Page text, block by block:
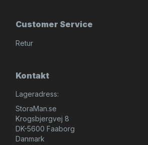
Customer Service
Retur
Kontakt
Lageradress:
StoraMan.se
Krogsbjergvej 8
DK-5600 Faaborg
Danmark